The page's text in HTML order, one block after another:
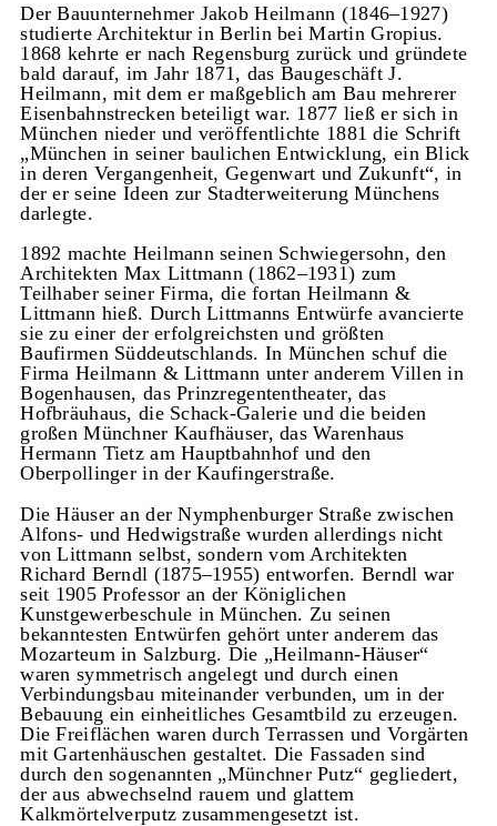
Der Bauunternehmer Jakob Heilmann (1846–1927)
studierte Architektur in Berlin bei Martin Gropius.
1868 kehrte er nach Regensburg zurück und gründete
bald darauf, im Jahr 1871, das Baugeschäft J.
Heilmann, mit dem er maßgeblich am Bau mehrerer
Eisenbahnstrecken beteiligt war. 1877 ließ er sich in
München nieder und veröffentlichte 1881 die Schrift
„München in seiner baulichen Entwicklung, ein Blick
in deren Vergangenheit, Gegenwart und Zukunft“, in
der er seine Ideen zur Stadterweiterung Münchens
darlegte.
1892 machte Heilmann seinen Schwiegersohn, den
Architekten Max Littmann (1862–1931) zum
Teilhaber seiner Firma, die fortan Heilmann &
Littmann hieß. Durch Littmanns Entwürfe avancierte
sie zu einer der erfolgreichsten und größten
Baufirmen Süddeutschlands. In München schuf die
Firma Heilmann & Littmann unter anderem Villen in
Bogenhausen, das Prinzregententheater, das
Hofbräuhaus, die Schack-Galerie und die beiden
großen Münchner Kaufhäuser, das Warenhaus
Hermann Tietz am Hauptbahnhof und den
Oberpollinger in der Kaufingerstraße.
Die Häuser an der Nymphenburger Straße zwischen
Alfons- und Hedwigstraße wurden allerdings nicht
von Littmann selbst, sondern vom Architekten
Richard Berndl (1875–1955) entworfen. Berndl war
seit 1905 Professor an der Königlichen
Kunstgewerbeschule in München. Zu seinen
bekanntesten Entwürfen gehört unter anderem das
Mozarteum in Salzburg. Die „Heilmann-Häuser“
waren symmetrisch angelegt und durch einen
Verbindungsbau miteinander verbunden, um in der
Bebauung ein einheitliches Gesamtbild zu erzeugen.
Die Freiflächen waren durch Terrassen und Vorgärten
mit Gartenhäuschen gestaltet. Die Fassaden sind
durch den sogenannten „Münchner Putz“ gegliedert,
der aus abwechselnd rauem und glattem
Kalkmörtelverputz zusammengesetzt ist.